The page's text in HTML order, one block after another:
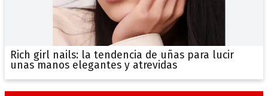
Rich girl nails: la tendencia de uñas para lucir
unas manos elegantes y atrevidas